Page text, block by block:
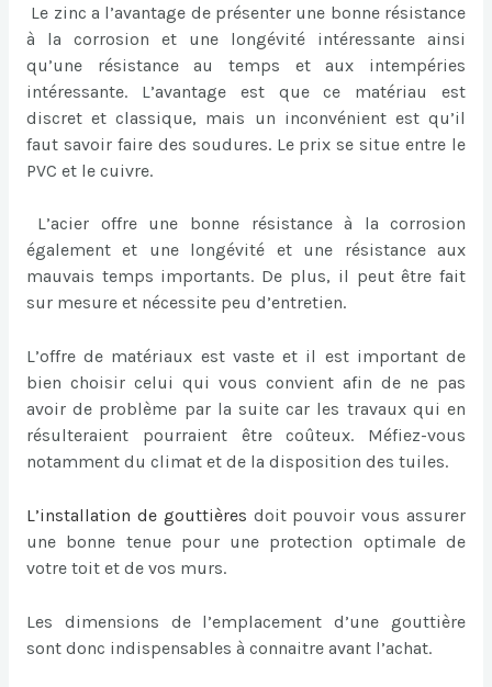
Le zinc a l’avantage de présenter une bonne résistance
à la corrosion et une longévité intéressante ainsi
qu’une résistance au temps et aux intempéries
intéressante. L’avantage est que ce matériau est
discret et classique, mais un inconvénient est qu’il
faut savoir faire des soudures. Le prix se situe entre le
PVC et le cuivre.
L’acier offre une bonne résistance à la corrosion
également et une longévité et une résistance aux
mauvais temps importants. De plus, il peut être fait
sur mesure et nécessite peu d’entretien.
L’offre de matériaux est vaste et il est important de
bien choisir celui qui vous convient afin de ne pas
avoir de problème par la suite car les travaux qui en
résulteraient pourraient être coûteux. Méfiez-vous
notamment du climat et de la disposition des tuiles.
L’installation de gouttières doit pouvoir vous assurer
une bonne tenue pour une protection optimale de
votre toit et de vos murs.
Les dimensions de l’emplacement d’une gouttière
sont donc indispensables à connaitre avant l’achat.